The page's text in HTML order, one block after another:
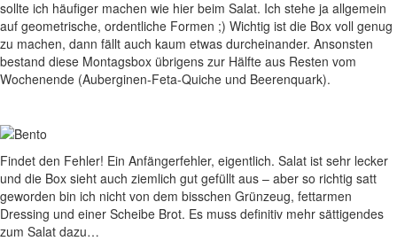
sollte ich häufiger machen wie hier beim Salat. Ich stehe ja allgemein
auf geometrische, ordentliche Formen ;) Wichtig ist die Box voll genug
zu machen, dann fällt auch kaum etwas durcheinander. Ansonsten
bestand diese Montagsbox übrigens zur Hälfte aus Resten vom
Wochenende (Auberginen-Feta-Quiche und Beerenquark).
Findet den Fehler! Ein Anfängerfehler, eigentlich. Salat ist sehr lecker
und die Box sieht auch ziemlich gut gefüllt aus – aber so richtig satt
geworden bin ich nicht von dem bisschen Grünzeug, fettarmen
Dressing und einer Scheibe Brot. Es muss definitiv mehr sättigendes
zum Salat dazu…